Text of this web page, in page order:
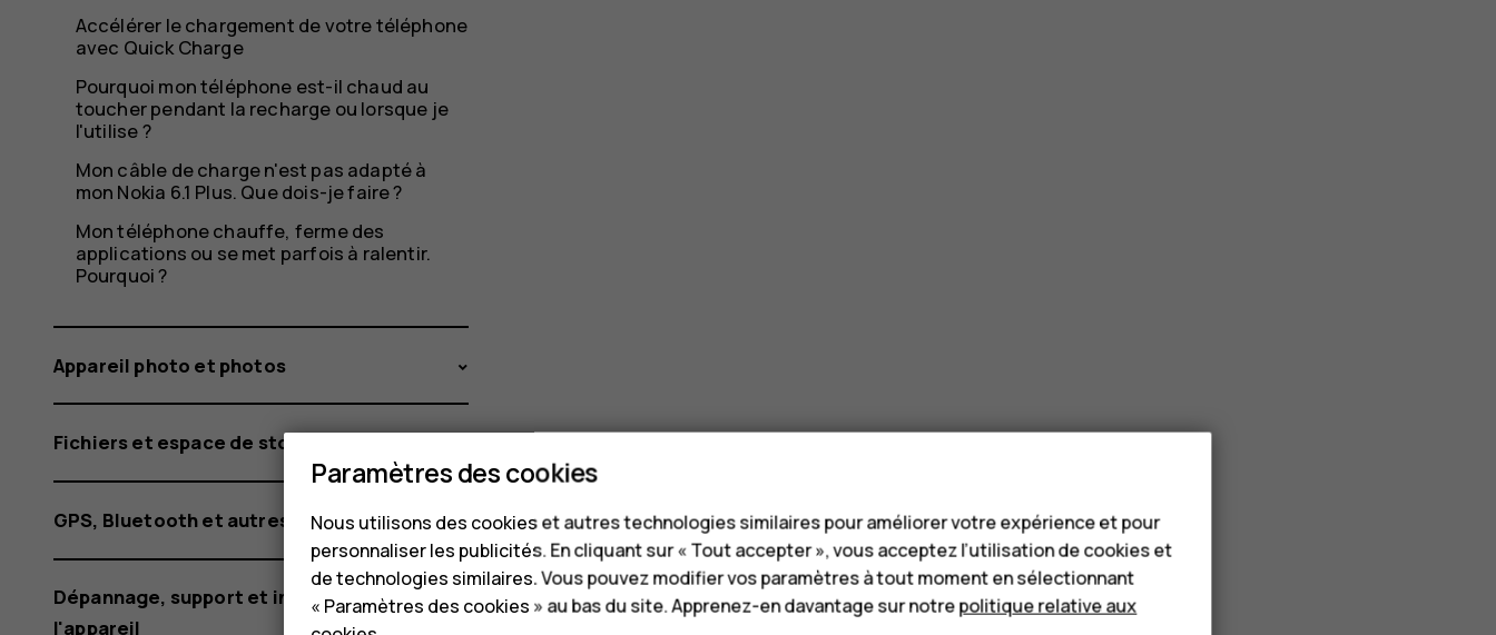
Accélérer le chargement de votre téléphone
avec Quick Charge
Pourquoi mon téléphone est-il chaud au
toucher pendant la recharge ou lorsque je
l'utilise ?
Mon câble de charge n'est pas adapté à
mon Nokia 6.1 Plus. Que dois-je faire ?
Mon téléphone chauffe, ferme des
applications ou se met parfois à ralentir.
Pourquoi ?
Appareil photo et photos
Fichiers et espace de stockage
GPS, Bluetooth et autres connexions
Dépannage, support et informations sur
l'appareil
Paramètres des cookies
Nous utilisons des cookies et autres technologies similaires pour améliorer votre expérience et pour
personnaliser les publicités. En cliquant sur « Tout accepter », vous acceptez l’utilisation de cookies et
de technologies similaires. Vous pouvez modifier vos paramètres à tout moment en sélectionnant
« Paramètres des cookies » au bas du site. Apprenez-en davantage sur notrepolitique relative aux